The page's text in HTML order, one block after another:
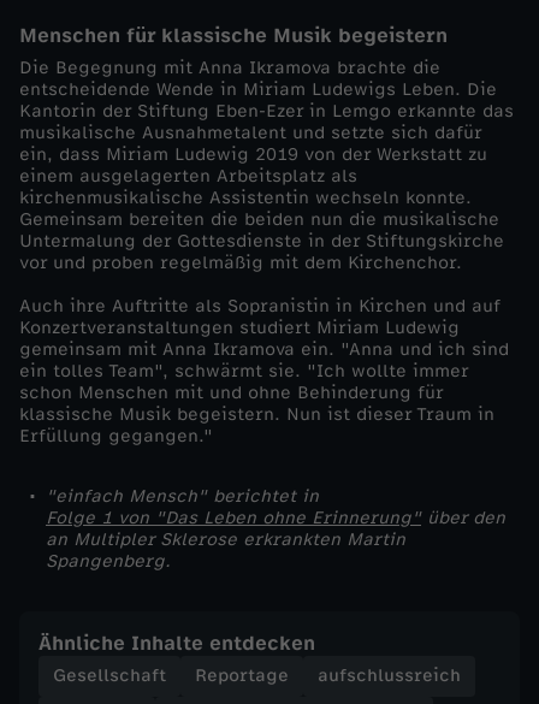
k
u
s
-
M
i
r
i
a
m
u
Menschen für klassische Musik begeistern
Die Begegnung mit Anna Ikramova brachte die
entscheidende Wende in Miriam Ludewigs Leben. Die
Kantorin der Stiftung Eben-Ezer in Lemgo erkannte das
musikalische Ausnahmetalent und setzte sich dafür
ein, dass Miriam Ludewig 2019 von der Werkstatt zu
einem ausgelagerten Arbeitsplatz als
kirchenmusikalische Assistentin wechseln konnte.
Gemeinsam bereiten die beiden nun die musikalische
Untermalung der Gottesdienste in der Stiftungskirche
vor und proben regelmäßig mit dem Kirchenchor.
Auch ihre Auftritte als Sopranistin in Kirchen und auf
Konzertveranstaltungen studiert Miriam Ludewig
gemeinsam mit Anna Ikramova ein. "Anna und ich sind
ein tolles Team", schwärmt sie. "Ich wollte immer
schon Menschen mit und ohne Behinderung für
klassische Musik begeistern. Nun ist dieser Traum in
Erfüllung gegangen."
"einfach Mensch" berichtet in
Folge 1 von "Das Leben ohne Erinnerung"über den
an Multipler Sklerose erkrankten Martin
Spangenberg.
Ähnliche Inhalte entdecken
Gesellschaft Reportage
aufschlussreich